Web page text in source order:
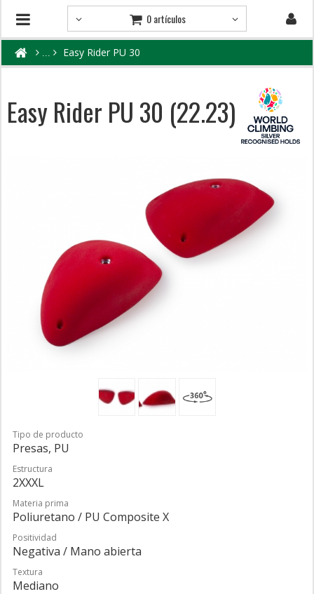
0 artículos
Easy Rider PU 30
Easy Rider PU 30 (22.23)
Tipo de producto
Presas, PU
Estructura
2XXXL
Materia prima
Poliuretano / PU Composite X
Positividad
Negativa / Mano abierta
Textura
Mediano